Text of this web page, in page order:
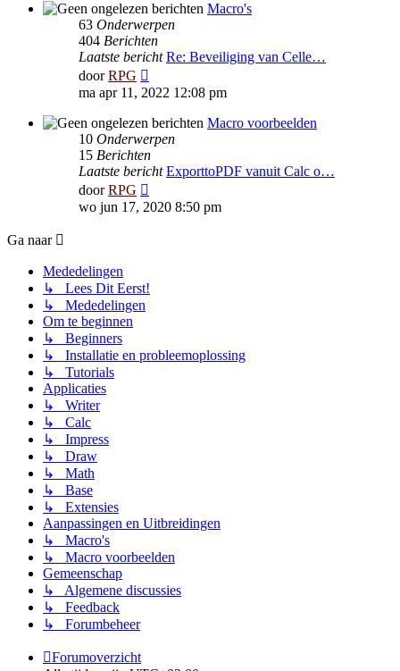
Macro's
63 Onderwerpen
404 Berichten
Laatste bericht Re: Beveiliging van Celle…
doorRPG
laatste
ma apr 11, 2022 12:08 pm
Macro voorbeelden
10 Onderwerpen
15 Berichten
Laatste bericht ExporttoPDF vanuit Calc o…
doorRPG
laatste
wo jun 17, 2020 8:50 pm
Ga naar
Mededelingen
↳ Lees Dit Eerst!
↳ Mededelingen
Om te beginnen
↳ Beginners
↳ Installatie en probleemoplossing
↳ Tutorials
Applicaties
↳ Writer
↳ Calc
↳ Impress
↳ Draw
↳ Math
↳ Base
↳ Extensies
Aanpassingen en Uitbreidingen
↳ Macro's
↳ Macro voorbeelden
Gemeenschap
↳ Algemene discussies
↳ Feedback
↳ Forumbeheer
Forumoverzicht